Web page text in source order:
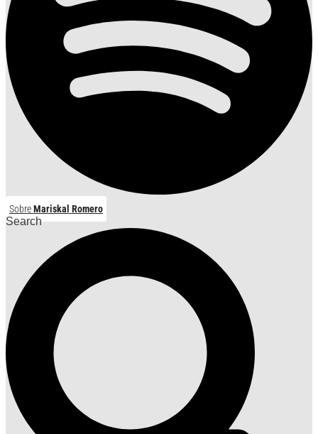
SobreMariskal Romero
Search